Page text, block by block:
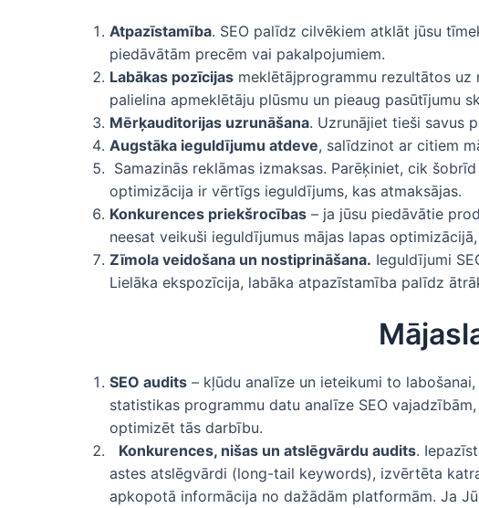
Atpazīstamība. SEO palīdz cilvēkiem atklāt jūsu
piedāvātām precēm vai pakalpojumiem.
Labākas pozīcijas meklētājprogrammu rezultātos
palielina apmeklētāju plūsmu un pieaug pasūtījumu
Mērķauditorijas uzrunāšana. Uzrunājiet tieši savus
Augstāka ieguldījumu atdeve, salīdzinot ar citiem
Samazinās reklāmas izmaksas. Parēķiniet, cik
optimizācija ir vērtīgs ieguldījums, kas atmaksājas.
Konkurences priekšrocības – ja jūsu piedāvātie
neesat veikuši ieguldījumus mājas lapas
Zīmola veidošana un nostiprināšana. Ieguldījumi
Lielāka ekspozīcija, labāka atpazīstamība palīdz
SEO audits – kļūdu analīze un ieteikumi to labošanai,
statistikas programmu datu analīze SEO
optimizēt tās darbību.
Konkurences, nišas un atslēgvārdu audits.
astes atslēgvārdi (long-tail keywords), izvērtēta
apkopotā informācija no dažādām platformām. Ja